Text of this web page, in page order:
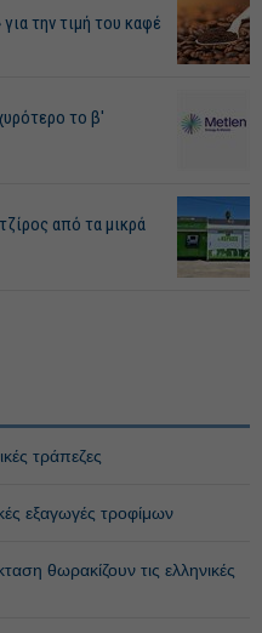
την τιμή του καφέ
το β'
από τα μικρά
τράπεζες
εξαγωγές τροφίμων
θωρακίζουν τις ελληνικές